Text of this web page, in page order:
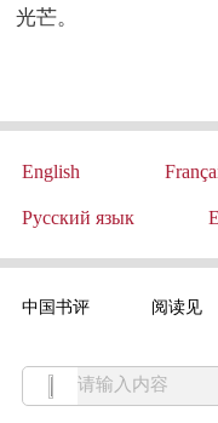
光芒。
English
Русский язык
中国书评 阅读见